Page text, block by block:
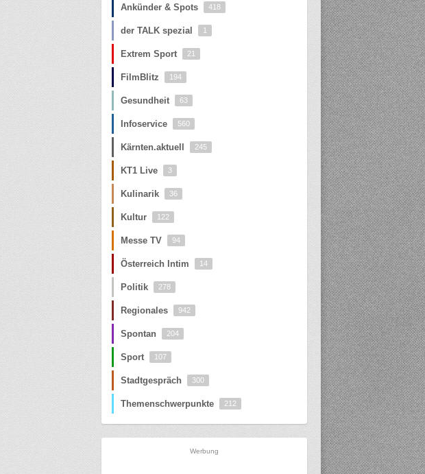
Ankünder & Spots 418
der TALK spezial 1
Extrem Sport 21
FilmBlitz 194
Gesundheit 63
Infoservice 560
Kärnten.aktuell 245
KT1 Live 3
Kulinarik 36
Kultur 122
Messe TV 94
Österreich Intim 14
Politik 278
Regionales 942
Spontan 204
Sport 107
Stadtgespräch 300
Themenschwerpunkte 212
Werbung